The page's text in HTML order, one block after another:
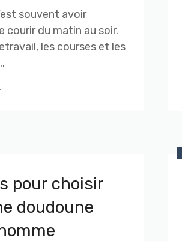
souvent avoir
courir du matin au soir.
les courses et les
pour choisir
doudoune